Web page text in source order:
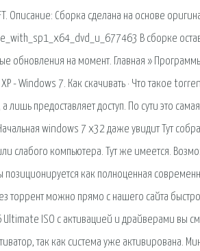
Описание: Сборка сделана на основе
В сборке
обновления на момент. Главная »
- Windows 7. Как скачивать · Что такое
лишь предоставляет доступ. По сути это
windows 7 x32 даже увидит Тут
слабого компьютера. Тут же имеется.
как полноценная
торрент можно прямо с нашего сайта
Ultimate ISO с активацией и драйверами вы
так как система уже активирована.